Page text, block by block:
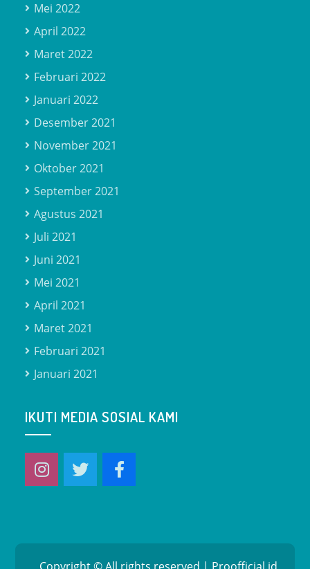
Mei 2022
April 2022
Maret 2022
Februari 2022
Januari 2022
Desember 2021
November 2021
Oktober 2021
September 2021
Agustus 2021
Juli 2021
Juni 2021
Mei 2021
April 2021
Maret 2021
Februari 2021
Januari 2021
IKUTI MEDIA SOSIAL KAMI